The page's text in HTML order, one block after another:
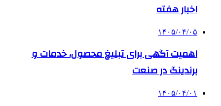
اخبار هفته
۱۴۰۵/۰۴/۰۵
اهمیت آگهی برای تبلیغ محصول، خدمات و
برندینگ در صنعت
۱۴۰۵/۰۴/۰۱